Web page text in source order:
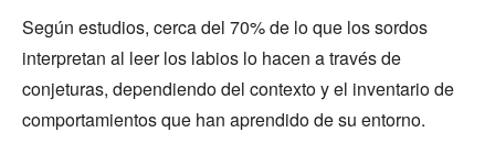
Según estudios, cerca del 70% de lo que los sordos
interpretan al leer los labios lo hacen a través de
conjeturas, dependiendo del contexto y el inventario de
comportamientos que han aprendido de su entorno.